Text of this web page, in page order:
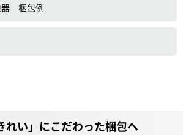
器 梱包例
れい」にこだわった梱包へ